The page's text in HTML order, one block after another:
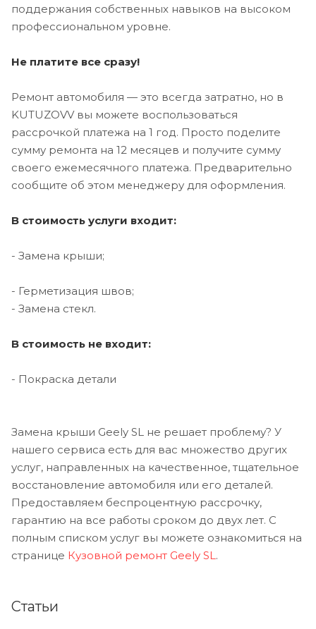
поддержания собственных навыков на высоком
профессиональном уровне.
Не платите все сразу!
Ремонт автомобиля — это всегда затратно, но в
KUTUZOVV вы можете воспользоваться
рассрочкой платежа на 1 год. Просто поделите
сумму ремонта на 12 месяцев и получите сумму
своего ежемесячного платежа. Предварительно
сообщите об этом менеджеру для оформления.
В стоимость услуги входит:
- Замена крыши;
- Герметизация швов;
- Замена стекл.
В стоимость не входит:
- Покраска детали
Замена крыши Geely SL не решает проблему? У
нашего сервиса есть для вас множество других
услуг, направленных на качественное, тщательное
восстановление автомобиля или его деталей.
Предоставляем беспроцентную рассрочку,
гарантию на все работы сроком до двух лет. С
полным списком услуг вы можете ознакомиться на
странице Кузовной ремонт Geely SL.
Статьи